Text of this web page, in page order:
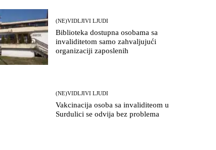
(NE)VIDLJIVI LJUDI
Biblioteka dostupna osobama sa
invaliditetom samo zahvaljujući
organizaciji zaposlenih
(NE)VIDLJIVI LJUDI
Vakcinacija osoba sa invaliditeom u
Surdulici se odvija bez problema